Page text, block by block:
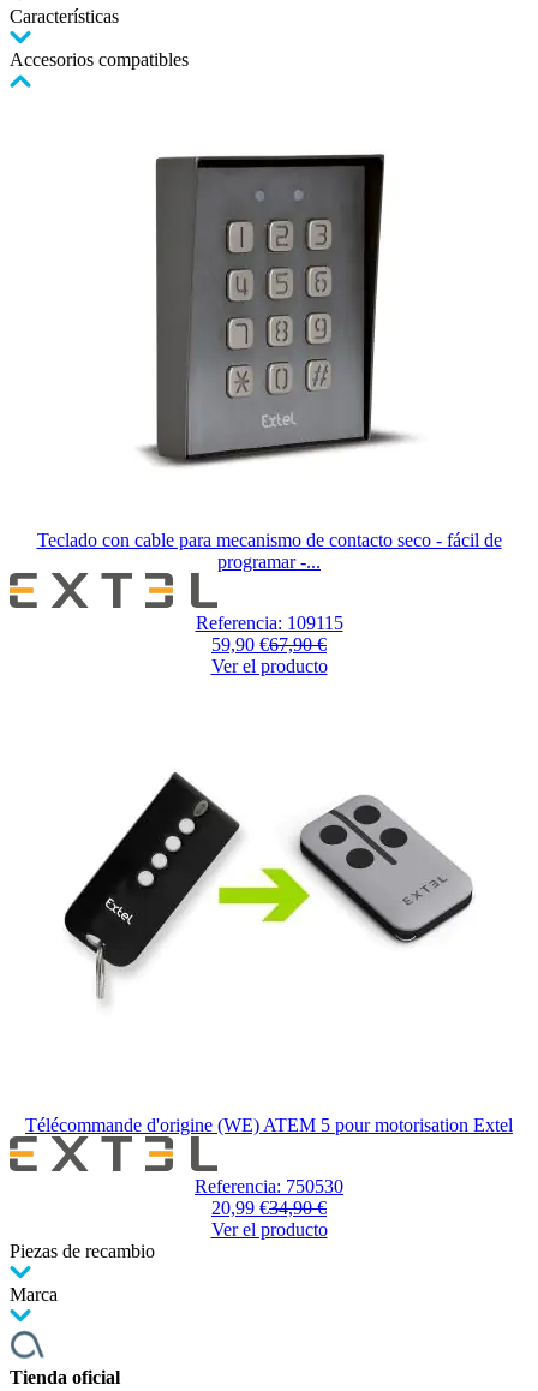
Características
Accesorios compatibles
Teclado con cable para mecanismo de contacto seco - fácil de
programar -...
Referencia: 109115
59,90 €67,90 €
Ver el producto
Télécommande d'origine (WE) ATEM 5 pour motorisation Extel
depende
de
las
Referencia: 750530
20,99 €34,90 €
Ver el producto
Piezas de recambio
Marca
Tienda oficial